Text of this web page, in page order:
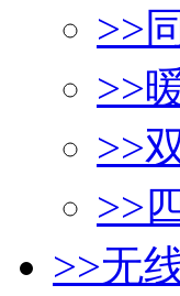
>>
>>
>>
>>
>>无